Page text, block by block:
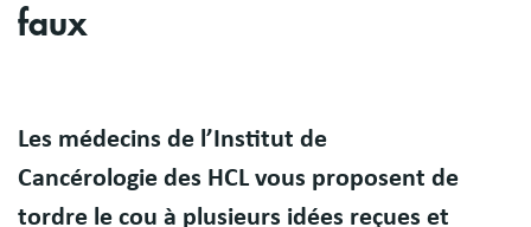
faux
Résumé
Les médecins de l’Institut de
Cancérologie des HCL vous proposent de
tordre le cou à plusieurs idées reçues et